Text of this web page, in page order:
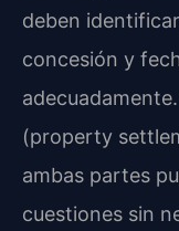
deben
concesión y
(property
ambas partes
cuestiones sin